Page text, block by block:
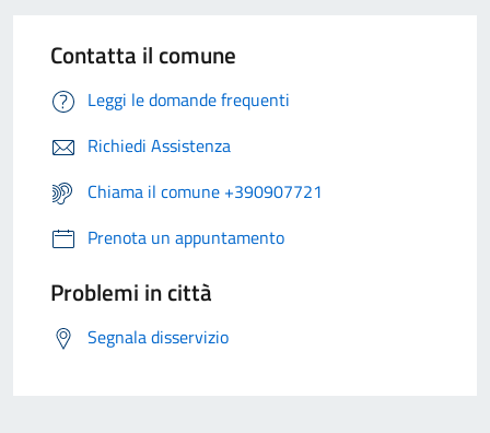
Contatta il comune
Leggi le domande frequenti
Richiedi Assistenza
Chiama il comune +390907721
Prenota un appuntamento
Problemi in città
Segnala disservizio